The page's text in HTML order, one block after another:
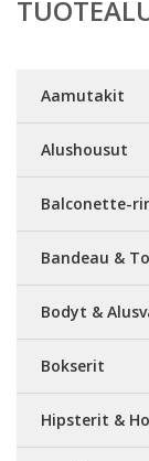
Aamutakit
Alushousut
Balconette-
Bandeau &
Bodyt &
Bokserit
Hipsterit &